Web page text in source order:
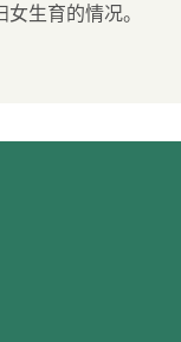
生育的情况。